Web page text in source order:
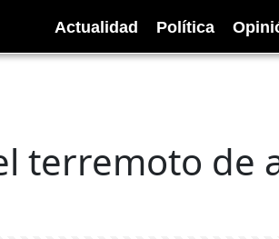
Actualidad Política
terremoto de